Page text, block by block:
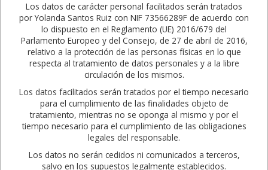
Los datos de carácter personal facilitados serán tratados
por Yolanda Santos Ruiz con NIF 73566289F de acuerdo con
lo dispuesto en el Reglamento (UE) 2016/679 del
Parlamento Europeo y del Consejo, de 27 de abril de 2016,
relativo a la protección de las personas físicas en lo que
respecta al tratamiento de datos personales y a la libre
circulación de los mismos.
Los datos facilitados serán tratados por el tiempo necesario
para el cumplimiento de las finalidades objeto de
tratamiento, mientras no se oponga al mismo y por el
tiempo necesario para el cumplimiento de las obligaciones
legales del responsable.
Los datos no serán cedidos ni comunicados a terceros,
salvo en los supuestos legalmente establecidos.